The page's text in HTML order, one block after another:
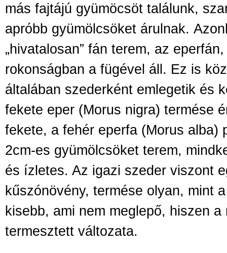
más fajtájú gyümöcsöt találunk,
apróbb gyümölcsöket árulnak.
„hivatalosan” fán terem, az
rokonságban a fügével áll. Ez is
általában szederként emlegetik és
fekete eper (Morus nigra) termése
fekete, a fehér eperfa (Morus alba)
2cm-es gyümölcsöket terem,
és ízletes. Az igazi szeder viszont
kűszónövény, termése olyan, mint
kisebb, ami nem meglepő, hiszen
termesztett változata.